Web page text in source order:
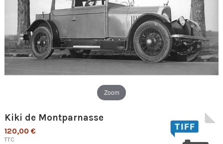
Zoom
Kiki de Montparnasse
120,00 €
TTC